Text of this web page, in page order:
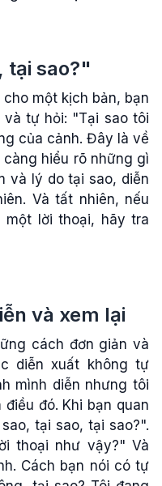
tại sao?"
một kịch bản, bạn
tự hỏi: "Tại sao tôi
của cảnh. Đây là về
hiểu rõ những gì
và lý do tại sao, diễn
Và tất nhiên, nếu
một lời thoại, hãy tra
và xem lại
cách đơn giản và
diễn xuất không tự
mình diễn nhưng tôi
đó. Khi bạn quan
tại sao, tại sao?".
thoại như vậy?" Và
Cách bạn nói có tự